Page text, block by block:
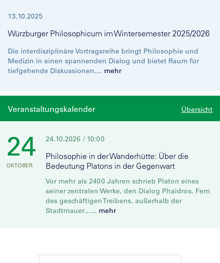
13.10.2025
Würzburger Philosophicum im Wintersemester 2025/2026
Die interdisziplinäre Vortragsreihe bringt Philosophie und
Medizin in einen spannenden Dialog und bietet Raum für
tiefgehende Diskussionen.... mehr
Veranstaltungskalender Übersicht
24
OKTOBER
24.10.2026 / 10:00
Philosophie in der Wanderhütte: Über die
Bedeutung Platons in der Gegenwart
Vor mehr als 2400 Jahren schrieb Platon eines
seiner zentralen Werke, den Dialog Phaidros. Fern
des geschäftigen Treibens, außerhalb der
Stadtmauer…... mehr